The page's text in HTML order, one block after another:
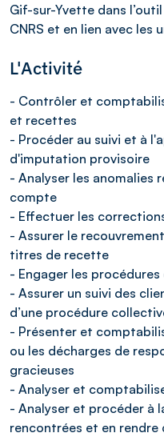
Gif-sur-Yvette dans
CNRS et en lien avec les
L'Activité
- Contrôler et
et recettes
- Procéder au suivi et à
d'imputation provisoire
- Analyser les anomalies
compte
- Effectuer les
- Assurer le
titres de recette
- Engager les
- Assurer un suivi des
d’une procédure
- Présenter et
ou les décharges de
gracieuses
- Analyser et
- Analyser et procéder à
rencontrées et en rendre